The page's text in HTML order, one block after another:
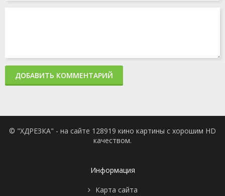
ДОБАВИТЬ КОММЕНТАРИЙ
© "ХДРЕЗКА" - на сайте 128919 кино картины с хорошим HD
качеством.
Информация
Карта сайта